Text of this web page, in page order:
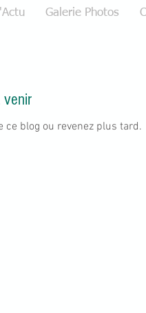
l'Actu Galerie Photos
venir
ce blog ou revenez plus tard.